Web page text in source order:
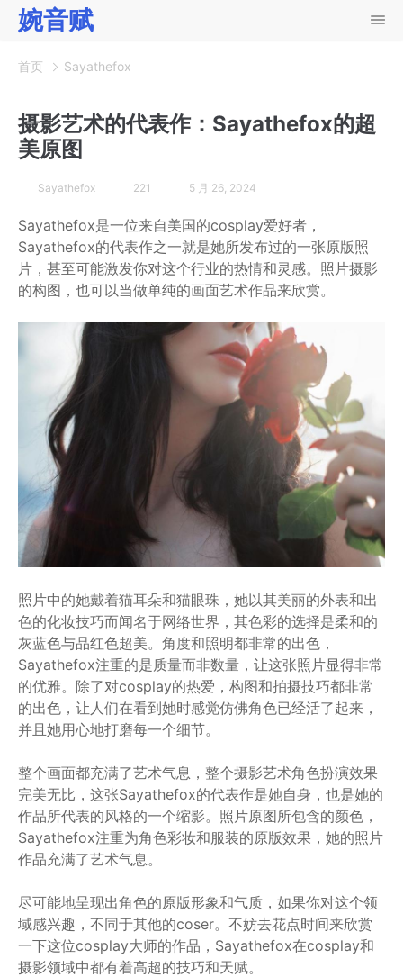
婉音赋
首页 Sayathefox
摄影艺术的代表作：Sayathefox的超
美原图
Sayathefox 221 5 月 26, 2024
Sayathefox是一位来自美国的cosplay爱好者，
Sayathefox的代表作之一就是她所发布过的一张原版照
片，甚至可能激发你对这个行业的热情和灵感。照片摄影
的构图，也可以当做单纯的画面艺术作品来欣赏。
照片中的她戴着猫耳朵和猫眼珠，她以其美丽的外表和出
色的化妆技巧而闻名于网络世界，其色彩的选择是柔和的
灰蓝色与品红色超美。角度和照明都非常的出色，
Sayathefox注重的是质量而非数量，让这张照片显得非常
的优雅。除了对cosplay的热爱，构图和拍摄技巧都非常
的出色，让人们在看到她时感觉仿佛角色已经活了起来，
并且她用心地打磨每一个细节。
整个画面都充满了艺术气息，整个摄影艺术角色扮演效果
完美无比，这张Sayathefox的代表作是她自身，也是她的
作品所代表的风格的一个缩影。照片原图所包含的颜色，
Sayathefox注重为角色彩妆和服装的原版效果，她的照片
作品充满了艺术气息。
尽可能地呈现出角色的原版形象和气质，如果你对这个领
域感兴趣，不同于其他的coser。不妨去花点时间来欣赏
一下这位cosplay大师的作品，Sayathefox在cosplay和
摄影领域中都有着高超的技巧和天赋。